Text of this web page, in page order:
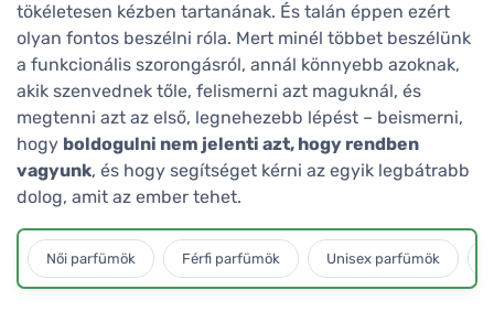
tökéletesen kézben tartanának. És talán éppen ezért
olyan fontos beszélni róla. Mert minél többet beszélünk
a funkcionális szorongásról, annál könnyebb azoknak,
akik szenvednek tőle, felismerni azt maguknál, és
megtenni azt az első, legnehezebb lépést – beismerni,
hogy boldogulni nem jelenti azt, hogy rendben
vagyunk, és hogy segítséget kérni az egyik legbátrabb
dolog, amit az ember tehet.
Női parfümök Férfi parfümök Unisex parfümök